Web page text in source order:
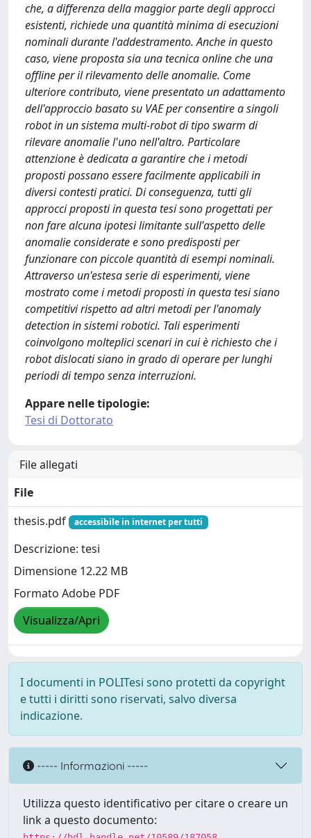
che, a differenza della maggior parte degli approcci
esistenti, richiede una quantità minima di esecuzioni
nominali durante l'addestramento. Anche in questo
caso, viene proposta sia una tecnica online che una
offline per il rilevamento delle anomalie. Come
ulteriore contributo, viene presentato un adattamento
dell'approccio basato su VAE per consentire a singoli
robot in un sistema multi-robot di tipo swarm di
rilevare anomalie l'uno nell'altro. Particolare
attenzione è dedicata a garantire che i metodi
proposti possano essere facilmente applicabili in
diversi contesti pratici. Di conseguenza, tutti gli
approcci proposti in questa tesi sono progettati per
non fare alcuna ipotesi limitante sull'aspetto delle
anomalie considerate e sono predisposti per
funzionare con piccole quantità di esempi nominali.
Attraverso un'estesa serie di esperimenti, viene
mostrato come i metodi proposti in questa tesi siano
competitivi rispetto ad altri metodi per l'anomaly
detection in sistemi robotici. Tali esperimenti
coinvolgono molteplici scenari in cui è richiesto che i
robot dislocati siano in grado di operare per lunghi
periodi di tempo senza interruzioni.
Appare nelle tipologie:
Tesi di Dottorato
File allegati
File
thesis.pdf
accessibile in internet per tutti
Descrizione: tesi
Dimensione 12.22 MB
Formato Adobe PDF
Visualizza/Apri
I documenti in POLITesi sono protetti da copyright
e tutti i diritti sono riservati, salvo diversa
indicazione.
----- Informazioni -----
Utilizza questo identificativo per citare o creare un
link a questo documento: